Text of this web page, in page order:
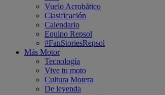
Vuelo Acrobático
Clasificación
Calendario
Equipo Repsol
#FanStoriesRepsol
Más Motor
Tecnología
Vive tu moto
Cultura Motera
De leyenda